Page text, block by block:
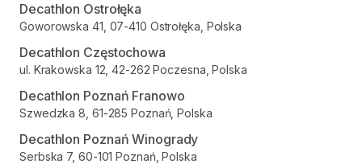
Decathlon Ostrołęka
Goworowska 41, 07-410 Ostrołęka, Polska
Decathlon Częstochowa
ul. Krakowska 12, 42-262 Poczesna, Polska
Decathlon Poznań Franowo
Szwedzka 8, 61-285 Poznań, Polska
Decathlon Poznań Winogrady
Serbska 7, 60-101 Poznań, Polska